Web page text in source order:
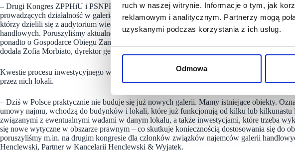
ruch w naszej witrynie. Informacje o tym, jak
reklamowym i analitycznym. Partnerzy mogą
uzyskanymi podczas korzystania z ich usług.
Odmowa
– Drugi Kongres ZPPHiU i PSNPH to wyjątkowa możliwość odnowienia osobistych
prowadzących działalność w galeriach handlowych. Tym razem gościliśmy także
którzy dzielili się z audytorium wiedzą i doświadczeniami pozyskanymi podczas
handlowych. Poruszyliśmy aktualne, praktyczne i istotne dla nas kwestie także w aspekcie
ponadto o Gospodarce Obiegu Zamkniętego i aktualizacji Kodeksu Dobrych Praktyk w
dodała Zofia Morbiato, dyrektor generalna Związku Polskich Pracodawców Handlu i Usług
Kwestie procesu inwestycyjnego w galeriach handlowych to ważny aspekt dotyczący
przez nich lokali.
– Dziś w Polsce praktycznie nie buduje się już nowych galerii. Mamy istniejące obiekty.
umowy najmu, wchodzą do budynków i lokali, które już funkcjonują od kilku lub kilkunastu
związanymi z ewentualnymi wadami w danym lokalu, a także inwestycjami, które trzeba
się nowe wytyczne w obszarze prawnym – co skutkuje koniecznością dostosowania się do
poruszyliśmy m.in. na drugim kongresie dla członków związków najemców galerii
Henclewski, Partner w Kancelarii Henclewski & Wyjatek.